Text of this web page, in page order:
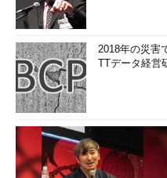
2018年の災害
TTデータ経営